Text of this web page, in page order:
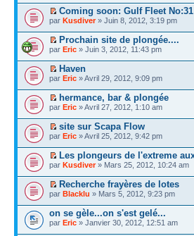
Coming soon: Gulf Fleet
par Kusdiver» Juin 8, 2012, 3:19 pm
Prochain site de plongée....
par Eric » Juin 3, 2012, 11:43 pm
Haven
par Eric » Avril 29, 2012, 9:09 pm
hermance, bar & plongée
par Eric » Avril 27, 2012, 1:10 am
site sur Scapa Flow
par Eric » Avril 25, 2012, 9:42 pm
Les plongeurs de l'extreme
par Kusdiver» Mars 25, 2012, 10:24 am
Recherche frayères de lotes
par Blacklu » Mars 5, 2012, 9:23 pm
on se gèle...on s'est gelé...
par Eric » Janvier 30, 2012, 12:51 am